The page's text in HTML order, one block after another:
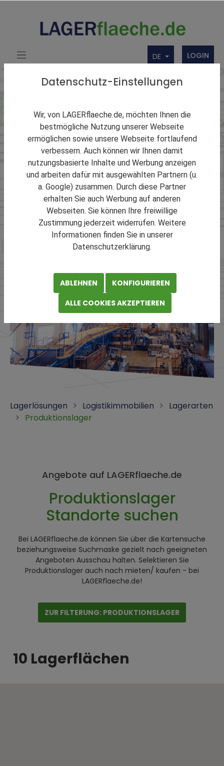
DE LOGIN
Produktionslager:
Definition, Arten &
Vorteile in der Logistik
Hier erhalten Sie einen schnellen und komfortablen
Überblick über eine Vielzahl an Produktionslager sowie
Produktionshallen in diversen Regionen und Städten.
Lagerlösungen Logistikimmobilien
Lagerarten
Produktionslager
Angebote auf LAGERflaeche.de
Produktionslager
Standorte suchen
Bei LAGERflaeche.de können Sie über die Kartensuche
beziehungsweise Suchmaske gezielt nach geeigneten
Angeboten Ausschau halten. Selektieren Sie
Produktionslager auch nach mieten/ kaufen - bei
LAGERflaeche.de!
ZUR FILTERUNG: PRODUKTIONSLAGER
10 Lagerflächen
Datenschutz-Einstellungen
Wir, von LAGERflaeche.de, möchten Ihnen die
bestmögliche Nutzung unserer Webseite
ermöglichen sowie unsere Webseite fortlaufend
verbessern. Auch können wir Ihnen damit
nutzungsbasierte Inhalte und Werbung anzeigen
und arbeiten dafür mit ausgewählten Partnern (u.
a. Google) zusammen. Durch diese Partner
erhalten Sie auch Werbung auf anderen
Webseiten. Sie können Ihre freiwillige
Zustimmung jederzeit widerrufen. Weitere
Informationen finden Sie in unserer
Datenschutzerklärung.
ABLEHNEN
KONFIGURIEREN
ALLE COOKIES AKZEPTIEREN